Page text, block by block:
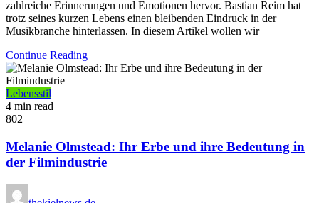
zahlreiche Erinnerungen und Emotionen hervor. Bastian Reim hat
trotz seines kurzen Lebens einen bleibenden Eindruck in der
Musikbranche hinterlassen. In diesem Artikel wollen wir
Continue Reading
Lebensstil
4 min read
802
Melanie Olmstead: Ihr Erbe und ihre Bedeutung in
der Filmindustrie